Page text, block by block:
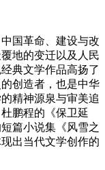
国革命、建设与改
地的变迁以及人民
典文学作品高扬了
创造者，也是中华
精神源泉与审美追
鹏程的《保卫延
篇小说集《风雪之
出当代文学创作的